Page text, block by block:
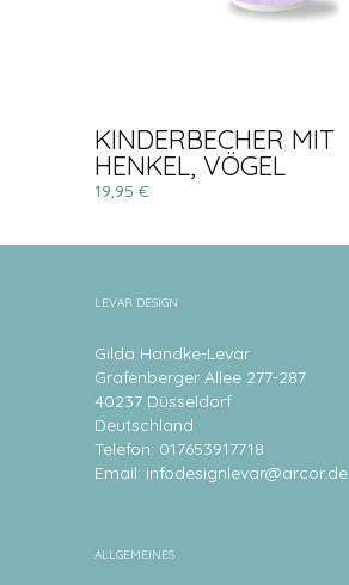
KINDERBECHER MIT
HENKEL, VÖGEL
19,95 €
LEVAR DESIGN
Gilda Handke-Levar
Grafenberger Allee 277-287
40237 Düsseldorf
Deutschland
Telefon: 017653917718
Email: infodesignlevar@arcor.de
ALLGEMEINES